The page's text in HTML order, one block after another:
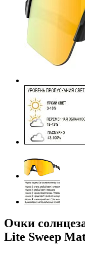
Очки
Lite Sweep